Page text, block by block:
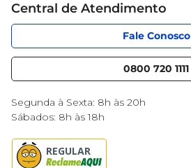
Sobre Privacidade
Nossas lojas
Código de Ética
Serviços
Central de Atendimento
Fale Conosco
0800 720 1111
Segunda à Sexta: 8h às 20h
Sábados: 8h às 18h